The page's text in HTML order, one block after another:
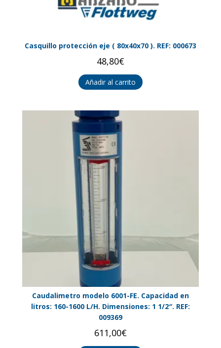
Casquillo protección eje ( 80x40x70 ). REF: 000673
48,80€
Añadir al carrito
Caudalimetro modelo 6001-FE. Capacidad en
litros: 160-1600 L/H. Dimensiones: 1 1/2″. REF:
009369
611,00€